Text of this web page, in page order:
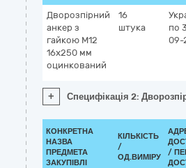
Дворозпірний
анкер з
гайкою M12
16x250 мм
оцинкований
16
штука
по
09-
+ Специфікація 2:
КОНКРЕТНА
НАЗВА
ПРЕДМЕТА
ЗАКУПІВЛІ
КІЛЬКІСТЬ
/
ОД.ВИМІРУ
/